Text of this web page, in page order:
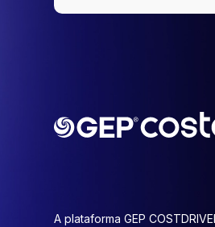
A plataforma GEP